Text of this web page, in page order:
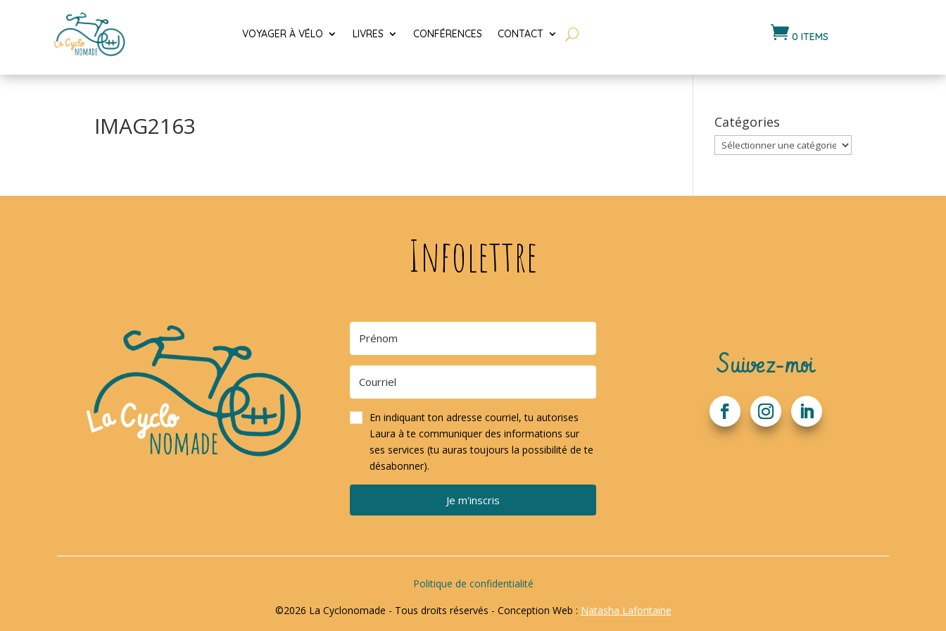
VOYAGER À VÉLO LIVRES CONFÉRENCES CONTACT  0 ITEMS
IMAG2163 Catégories
Catégories
Infolettre
En indiquant ton adresse courriel, tu autorises
Laura à te communiquer des informations sur
ses services (tu auras toujours la possibilité de te
désabonner).
Je m'inscris
Suivez-moi
Politique de confidentialité
©2026 La Cyclonomade - Tous droits réservés - Conception Web : Natasha Lafontaine